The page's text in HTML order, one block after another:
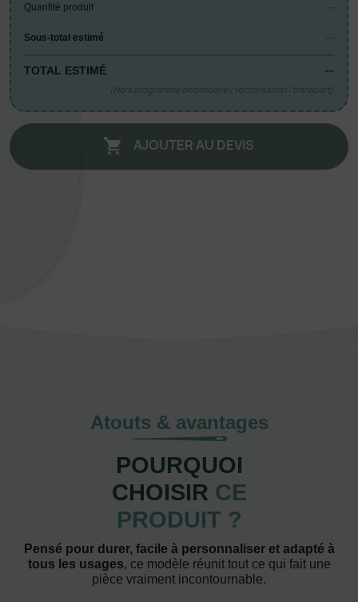
Quantité produit --
Sous-total estimé --
TOTAL ESTIMÉ --
(Hors programme de broderie / vectorisation / transport)
 AJOUTER AU DEVIS
Atouts & avantages
POURQUOI
CHOISIR CE
PRODUIT ?
Pensé pour durer, facile à personnaliser et adapté à
tous les usages, ce modèle réunit tout ce qui fait une
pièce vraiment incontournable.